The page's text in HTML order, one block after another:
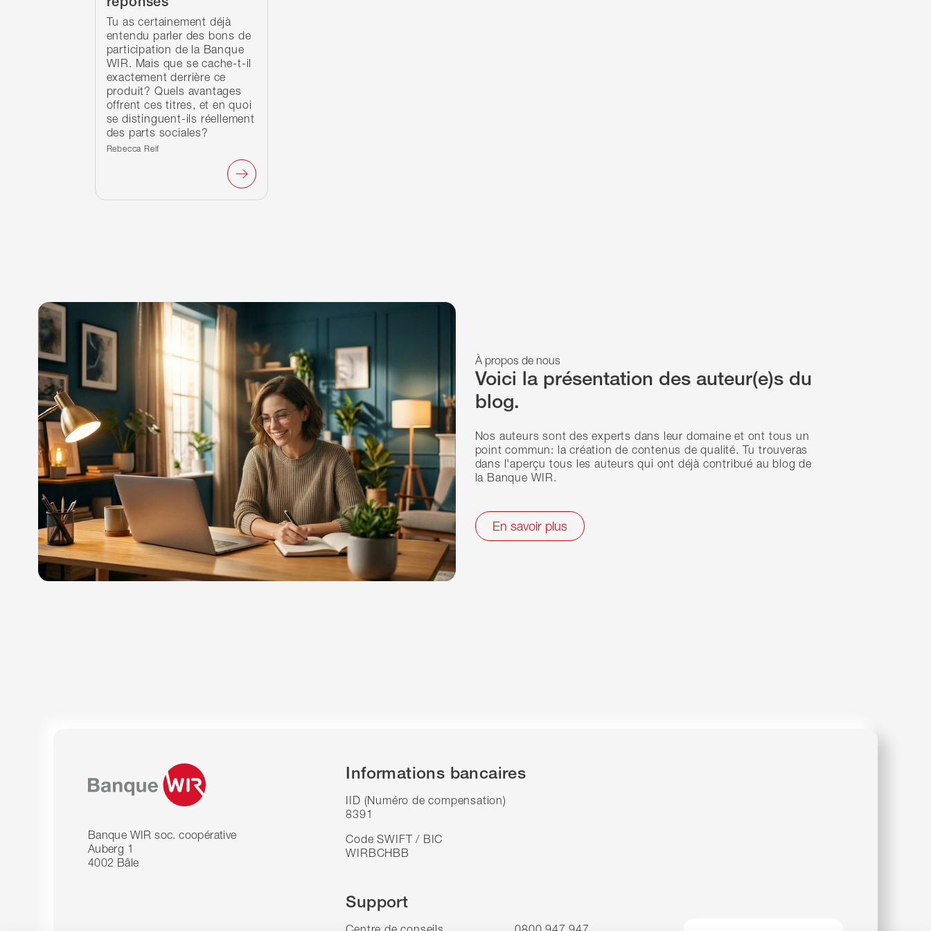
Tu as certainement déjà
entendu parler des bons de
participation de la Banque
WIR. Mais que se cache-t-il
exactement derrière ce
produit? Quels avantages
offrent ces titres, et en quoi
se distinguent-ils réellement
des parts sociales?
Écrit par :
Rebecca Reif
Voici la présentation des auteur(e)s du
blog.
À propos de nous
Nos auteurs sont des experts dans leur domaine et ont tous un
point commun: la création de contenus de qualité. Tu trouveras
dans l'aperçu tous les auteurs qui ont déjà contribué au blog de
la Banque WIR.
En savoir plus
Banque WIR soc. coopérative
Auberg 1
4002 Bâle
Informations bancaires
IID (Numéro de compensation)
8391
Code SWIFT / BIC
WIRBCHBB
Support